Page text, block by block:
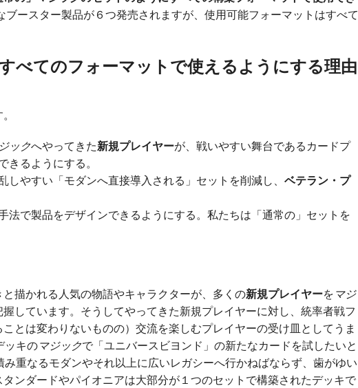
ブースター製品が６つ発売されますが、使用可能フォーマットはすべて
べてのフォーマットで使えるようにする理由
ックへやってきた新規プレイヤーが、戦いやすい舞台であるカードプ
るようにする。
やすい「モダンへ直接導入される」セットを削減し、 ベテラン・プ
法で製品をデザインできるようにする。私たちは「通常の」セットを
描かれる人気の物語やキャラクターが、多くの新規プレイヤーをマジ
しています。そうしてやってきた新規プレイヤーに対し、統率者戦フ
とは変わりないものの）交流を楽しむプレイヤーの受け皿としてうま
ッキのマジックで「ユニバースビヨンド」の新たなカードを試したいと
み重なるモダンやそれ以上に広いレガシーへ行かねばならず、歯がゆい
ンダードやパイオニアは大部分が１つのセットで構築されたデッキで